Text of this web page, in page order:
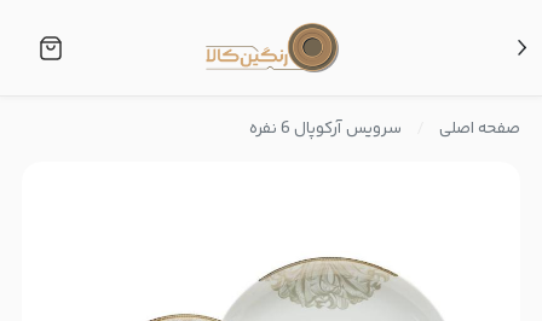
صفحه اصلی سرویس آرکوپال 6 نفره